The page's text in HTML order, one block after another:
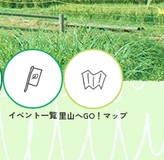
イベント一覧里山へGO！マップ